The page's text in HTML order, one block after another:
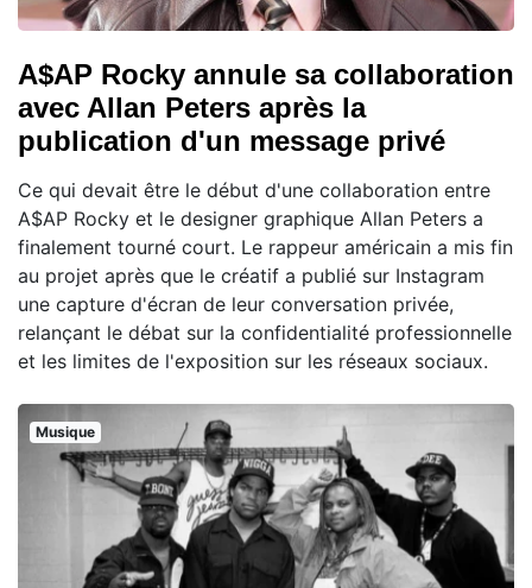
A$AP Rocky annule sa collaboration
avec Allan Peters après la
publication d'un message privé
Ce qui devait être le début d'une collaboration entre
A$AP Rocky et le designer graphique Allan Peters a
finalement tourné court. Le rappeur américain a mis fin
au projet après que le créatif a publié sur Instagram
une capture d'écran de leur conversation privée,
relançant le débat sur la confidentialité professionnelle
et les limites de l'exposition sur les réseaux sociaux.
Musique